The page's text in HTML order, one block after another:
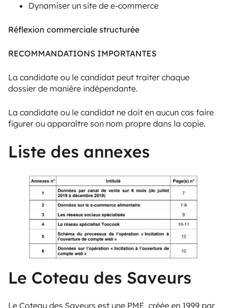
Dynamiser un site de e-commerce
Réflexion commerciale structurée
RECOMMANDATIONS IMPORTANTES
La candidate ou le candidat peut traiter chaque
dossier de manière indépendante.
La candidate ou le candidat ne doit en aucun cas faire
figurer ou apparaître son nom propre dans la copie.
Liste des annexes
Le Coteau des Saveurs
Le Coteau des Saveurs est une PME, créée en 1999 par